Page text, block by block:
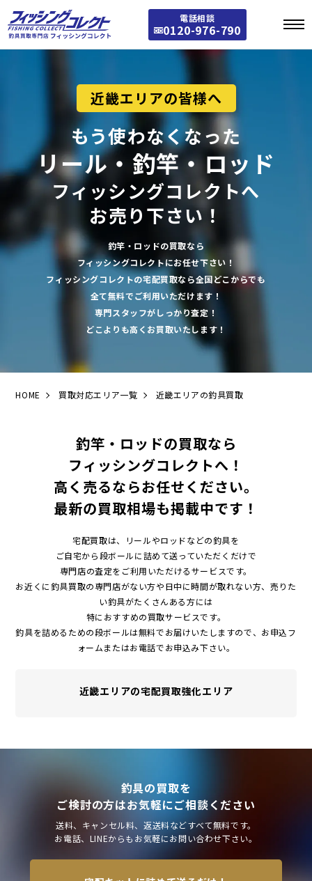
電話相談
0120-976-790
近畿エリアの皆様へ
もう使わなくなった
リール・釣竿・ロッド
フィッシングコレクトへ
お売り下さい！
釣竿・ロッドの買取なら
フィッシングコレクトにお任せ下さい！
フィッシングコレクトの宅配買取なら全国どこからでも
全て無料でご利用いただけます！
専門スタッフがしっかり査定！
どこよりも高くお買取いたします！
HOME 買取対応エリア一覧 近畿エリアの釣具買取
釣竿・ロッドの買取なら
フィッシングコレクトへ！
高く売るならお任せください。
最新の買取相場も掲載中です！
宅配買取は、リールやロッドなどの釣具を
ご自宅から段ボールに詰めて送っていただくだけで
専門店の査定をご利用いただけるサービスです。
お近くに釣具買取の専門店がない方や日中に時間が取れない方、売りた
い釣具がたくさんある方には
特におすすめの買取サービスです。
釣具を詰めるための段ボールは無料でお届けいたしますので、お申込フ
ォームまたはお電話でお申込み下さい。
近畿エリアの宅配買取強化エリア
釣具の買取を
ご検討の方はお気軽にご相談ください
送料、キャンセル料、返送料などすべて無料です。
お電話、LINEからもお気軽にお問い合わせ下さい。